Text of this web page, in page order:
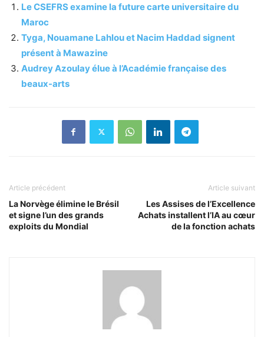
Le CSEFRS examine la future carte universitaire du
Maroc
Tyga, Nouamane Lahlou et Nacim Haddad signent
présent à Mawazine
Audrey Azoulay élue à l’Académie française des
beaux-arts
Article précédent
La Norvège élimine le Brésil
et signe l’un des grands
exploits du Mondial
Article suivant
Les Assises de l’Excellence
Achats installent l’IA au cœur
de la fonction achats